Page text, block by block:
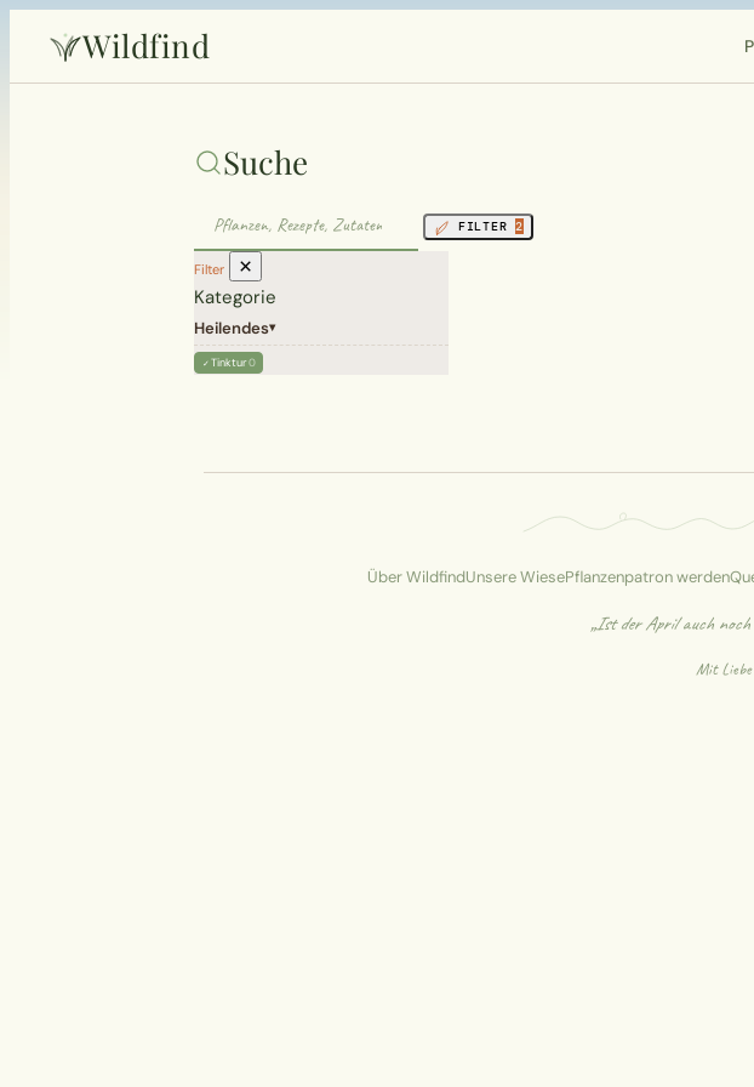
Wildfind
Suche
FILTER2
Filter ×
Kategorie
Heilendes▾
✓ Tinktur0
Über WildfindUnsere WiesePflanzenpatron werden
„Ist der April auch noch
Mit Liebe